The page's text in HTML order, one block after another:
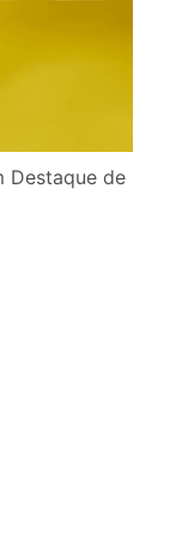
Destaque de